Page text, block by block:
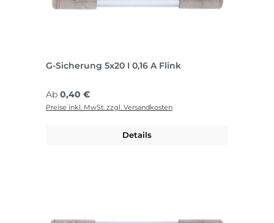
G-Sicherung 5x20 I 0,16 A Flink
Regulärer Preis:
Ab 0,40 €
Preise inkl. MwSt. zzgl. Versandkosten
Details